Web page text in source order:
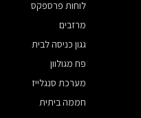
לוחות פרספקס
מרזבים
גגון כניסה לבית
פח מגולוון
מערכת סנגלייז
חממה ביתית